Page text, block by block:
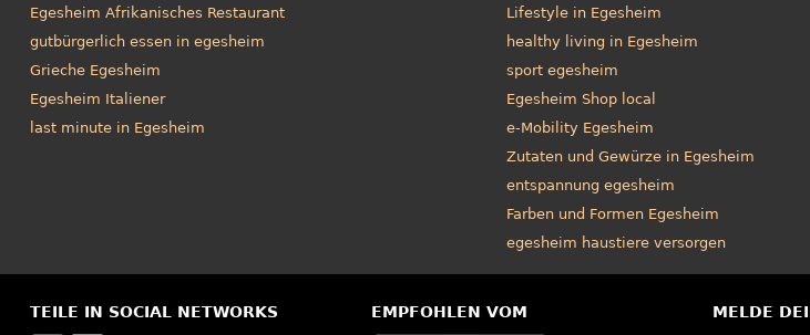
Egesheim Afrikanisches Restaurant
gutbürgerlich essen in egesheim
Grieche Egesheim
Egesheim Italiener
last minute in Egesheim
Lifestyle in Egesheim
healthy living in Egesheim
sport egesheim
Egesheim Shop local
e-Mobility Egesheim
Zutaten und Gewürze in Egesheim
entspannung egesheim
Farben und Formen Egesheim
egesheim haustiere versorgen
TEILE IN SOCIAL NETWORKS EMPFOHLEN VOM MELDE